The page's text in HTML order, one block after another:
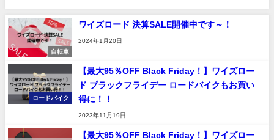
自転車
ワイズロード 決算SALE開催中です～！
2024年1月20日
ロードバイク
【最大95％OFF Black Friday！】ワイズロー
ド ブラックフライデー ロードバイクもお買い
得に！！
2023年11月19日
【最大95％OFF Black Friday！】ワイズロー